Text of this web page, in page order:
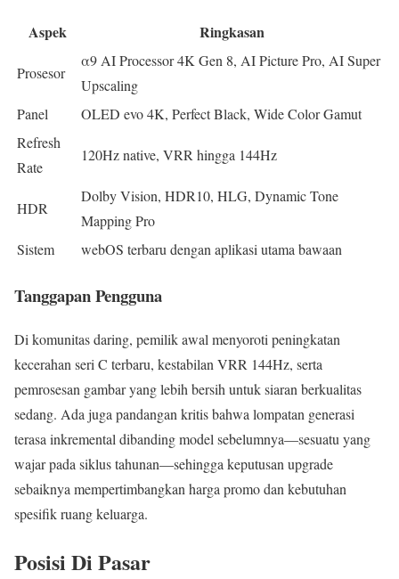
Aspek Ringkasan
Prosesor
α9 AI Processor 4K Gen 8, AI Picture Pro, AI Super
Upscaling
Panel
OLED evo 4K, Perfect Black, Wide Color Gamut
Refresh
Rate
120Hz native, VRR hingga 144Hz
HDR
Dolby Vision, HDR10, HLG, Dynamic Tone
Mapping Pro
Sistem
webOS terbaru dengan aplikasi utama bawaan
Tanggapan Pengguna
Di komunitas daring, pemilik awal menyoroti peningkatan
kecerahan seri C terbaru, kestabilan VRR 144Hz, serta
pemrosesan gambar yang lebih bersih untuk siaran berkualitas
sedang. Ada juga pandangan kritis bahwa lompatan generasi
terasa inkremental dibanding model sebelumnya—sesuatu yang
wajar pada siklus tahunan—sehingga keputusan upgrade
sebaiknya mempertimbangkan harga promo dan kebutuhan
spesifik ruang keluarga.
Posisi Di Pasar